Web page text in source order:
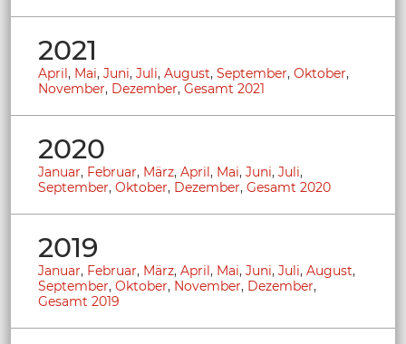
2021
April, Mai, Juni, Juli, August, September, Oktober,
November, Dezember, Gesamt 2021
2020
Januar, Februar, März, April, Mai, Juni, Juli,
September, Oktober, Dezember, Gesamt 2020
2019
Januar, Februar, März, April, Mai, Juni, Juli, August,
September, Oktober, November, Dezember,
Gesamt 2019